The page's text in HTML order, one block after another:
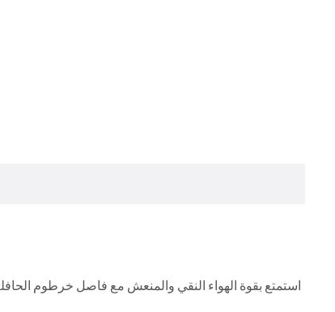
استمتع بقوة الهواء النقي والمنعش مع فاصل خرطوم